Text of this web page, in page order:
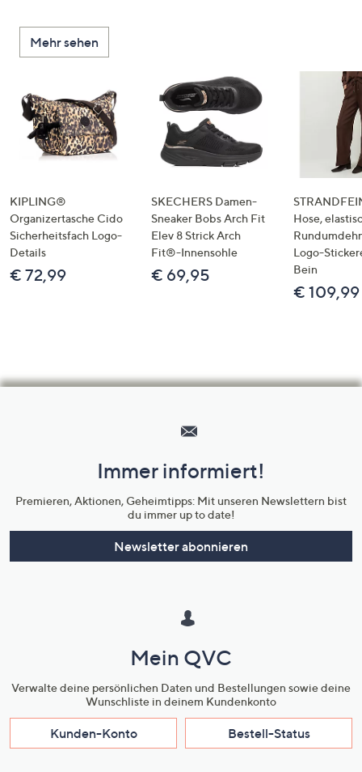
Mehr sehen
KIPLING®
Organizertasche Cido
Sicherheitsfach Logo-
Details
€ 72,99
SKECHERS Damen-
Sneaker Bobs Arch Fit
Elev 8 Strick Arch
Fit®-Innensohle
€ 69,95
Hose,
Logo-
Bein
€ 109,99
Unternehmensinformationen
Immer informiert!
Premieren, Aktionen, Geheimtipps: Mit unseren Newslettern bist
du immer up to date!
Newsletter abonnieren
Mein QVC
Verwalte deine persönlichen Daten und Bestellungen sowie deine
Wunschliste in deinem Kundenkonto
Kunden-Konto Bestell-Status